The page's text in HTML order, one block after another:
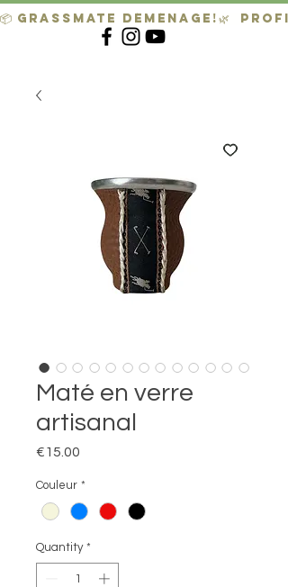
Maté en verre
artisanal
€15.00
Couleur *
Quantity *